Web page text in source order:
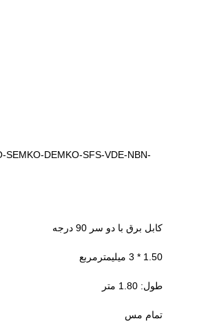
SEMKO-DEMKO-SFS-VDE-NBN-
کابل برق با دو سر 90 درجه
1.50 * 3 میلیمترمربع
طول: 1.80 متر
تمام مس